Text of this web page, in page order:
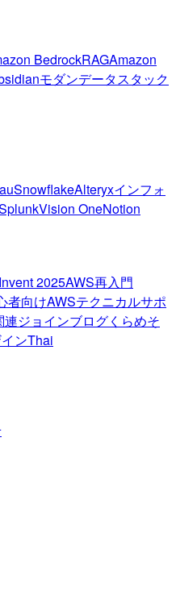
BedrockRAGAmazon
モダンデータスタック
SnowflakeAlteryxインフォ
Vision OneNotion
2025AWS再入門
者向けAWSテクニカルサポ
連ジョインブログくらめそ
ンThai